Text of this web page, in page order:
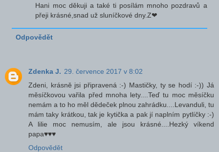
Hani moc děkuji a také ti posílám mnoho pozdravů a
přeji krásné,snad už sluníčkové dny.Z❤
Odpovědět
Zdenka J. 29. července 2017 v 8:02
Zdeni, krásně jsi připravená :-) Mastičky, ty se hodí :-)) Já
měsíčkovou vařila před mnoha lety....Teď tu moc měsíčku
nemám a to ho měl dědeček plnou zahrádku....Levanduli, tu
mám taky krátkou, tak je kytička a pak jí naplním pytlíčky :-)
A lilie moc nemusím, ale jsou krásné....Hezký víkend
papa♥♥♥
Odpovědět